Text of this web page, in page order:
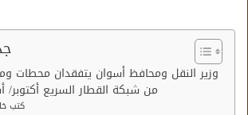
وزير النقل ومحافظ أسوان يتفقدان محطات
من شبكة القطار السريع
كتب